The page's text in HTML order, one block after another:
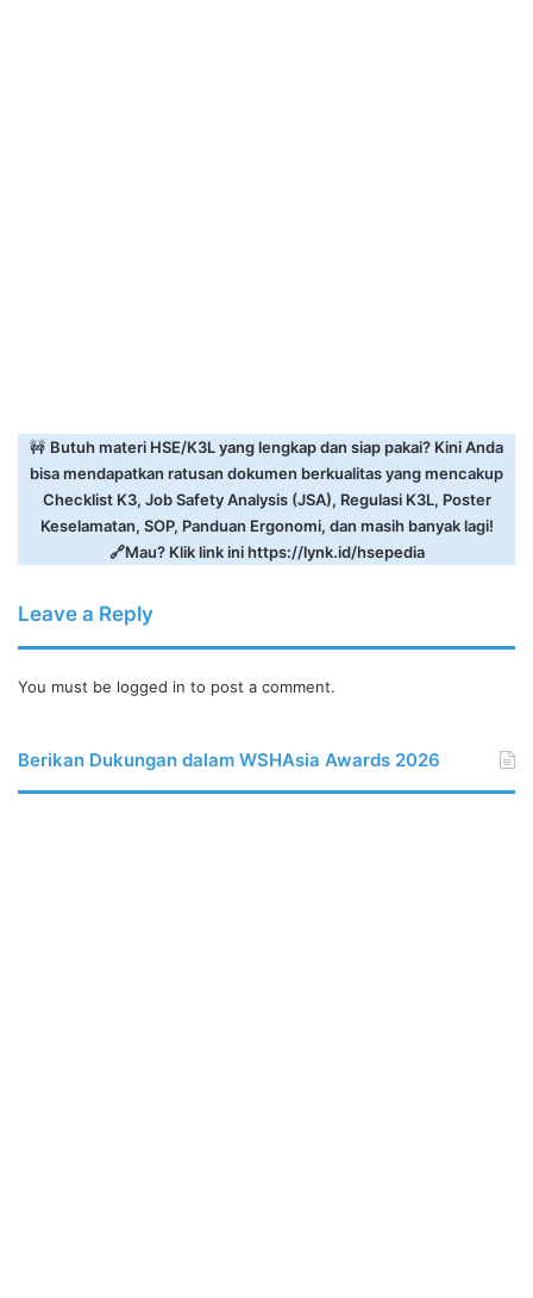
🚧 Butuh materi HSE/K3L yang lengkap dan siap pakai? Kini Anda
bisa mendapatkan ratusan dokumen berkualitas yang mencakup
Checklist K3, Job Safety Analysis (JSA), Regulasi K3L, Poster
Keselamatan, SOP, Panduan Ergonomi, dan masih banyak lagi!
🔗Mau? Klik link inihttps://lynk.id/hsepedia
Leave a Reply
You must be logged in to post a comment.
Berikan Dukungan dalam WSHAsia Awards 2026